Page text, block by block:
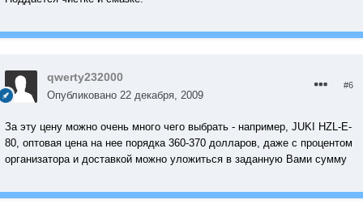
qwerty232000
Опубликовано 22 декабря, 2009
#6
За эту цену можно очень много чего выбрать - например, JUKI HZL-E-
80, оптовая цена на нее порядка 360-370 долларов, даже с процентом
организатора и доставкой можно уложиться в заданную Вами сумму